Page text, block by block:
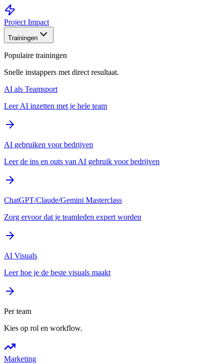
Project Impact
Trainingen
Populaire trainingen
Snelle instappers met direct resultaat.
AI als Teamsport
Leer AI inzetten met je hele team
AI gebruiken voor bedrijven
Leer de ins en outs van AI gebruik voor bedrijven
ChatGPT/Claude/Gemini Masterclass
Zorg ervoor dat je teamleden expert worden
AI Visuals
Leer hoe je de beste visuals maakt
Per team
Kies op rol en workflow.
Marketing